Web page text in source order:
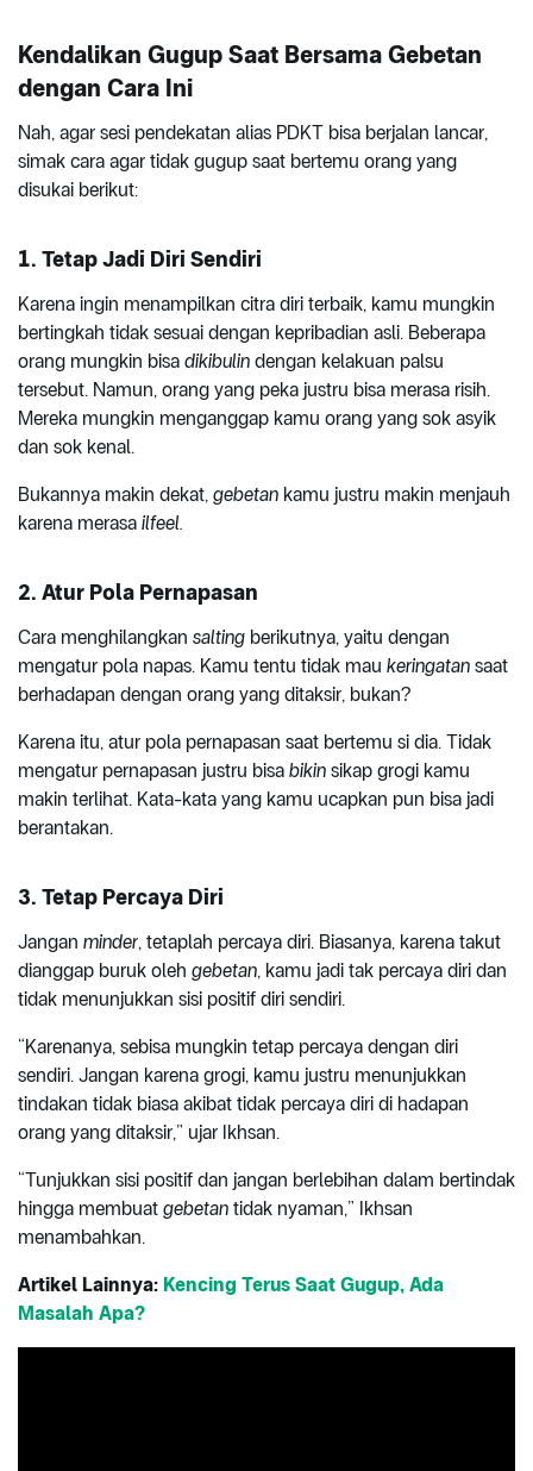
Kendalikan Gugup Saat Bersama Gebetan
dengan Cara Ini
Nah, agar sesi pendekatan alias PDKT bisa berjalan lancar,
simak cara agar tidak gugup saat bertemu orang yang
disukai berikut:
1. Tetap Jadi Diri Sendiri
Karena ingin menampilkan citra diri terbaik, kamu mungkin
bertingkah tidak sesuai dengan kepribadian asli. Beberapa
orang mungkin bisa dikibulin dengan kelakuan palsu
tersebut. Namun, orang yang peka justru bisa merasa risih.
Mereka mungkin menganggap kamu orang yang sok asyik
dan sok kenal.
Bukannya makin dekat, gebetan kamu justru makin menjauh
karena merasa ilfeel.
2. Atur Pola Pernapasan
Cara menghilangkan salting berikutnya, yaitu dengan
mengatur pola napas. Kamu tentu tidak mau keringatan saat
berhadapan dengan orang yang ditaksir, bukan?
Karena itu, atur pola pernapasan saat bertemu si dia. Tidak
mengatur pernapasan justru bisa bikin sikap grogi kamu
makin terlihat. Kata-kata yang kamu ucapkan pun bisa jadi
berantakan.
3. Tetap Percaya Diri
Jangan minder, tetaplah percaya diri. Biasanya, karena takut
dianggap buruk oleh gebetan, kamu jadi tak percaya diri dan
tidak menunjukkan sisi positif diri sendiri.
“Karenanya, sebisa mungkin tetap percaya dengan diri
sendiri. Jangan karena grogi, kamu justru menunjukkan
tindakan tidak biasa akibat tidak percaya diri di hadapan
orang yang ditaksir,” ujar Ikhsan.
“Tunjukkan sisi positif dan jangan berlebihan dalam bertindak
hingga membuat gebetan tidak nyaman,” Ikhsan
menambahkan.
Artikel Lainnya: Kencing Terus Saat Gugup, Ada
Masalah Apa?